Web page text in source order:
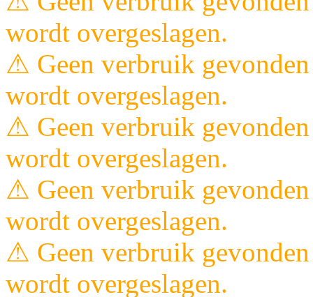
wordt overgeslagen.
⚠ Geen verbruik
wordt overgeslagen.
⚠ Geen verbruik
wordt overgeslagen.
⚠ Geen verbruik
wordt overgeslagen.
⚠ Geen verbruik
wordt overgeslagen.